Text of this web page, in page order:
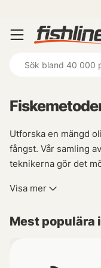
Utforska en mängd
fångst. Vår samling
teknikerna gör det
flugfiske, trolling
och specialiserade
Visa mer
Mest populära